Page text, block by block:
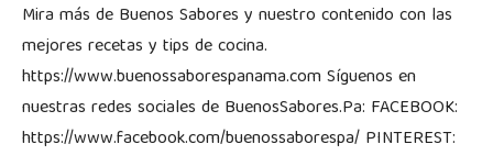
Mira más de Buenos Sabores y nuestro contenido con las
mejores recetas y tips de cocina.
https://www.buenossaborespanama.com Síguenos en
nuestras redes sociales de BuenosSabores.Pa: FACEBOOK:
https://www.facebook.com/buenossaborespa/ PINTEREST: